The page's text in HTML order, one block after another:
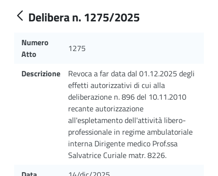
Delibera n. 1275/2025
Numero
Atto
1275
Descrizione
Revoca a far data dal 01.12.2025 degli
effetti autorizzativi di cui alla
deliberazione n. 896 del 10.11.2010
recante autorizzazione
all'espletamento dell'attività libero-
professionale in regime ambulatoriale
interna Dirigente medico Prof.ssa
Salvatrice Curiale matr. 8226.